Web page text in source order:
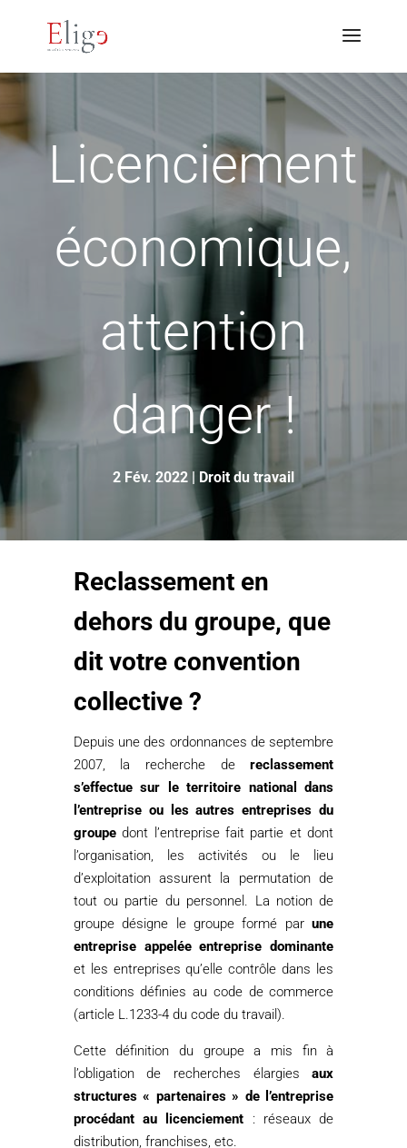
Licenciement
économique,
attention
danger !
2 Fév. 2022| Droit du travail
Reclassement en
dehors du groupe, que
dit votre convention
collective ?
Depuis une des ordonnances de septembre
2007, la recherche dereclassement
s’effectue sur le territoire national dans
l’entreprise ou les autres entreprises du
groupedont l’entreprise fait partie et dont
l’organisation, les activités ou le lieu
d’exploitation assurent la permutation de
tout ou partie du personnel. La notion de
groupe désigne le groupe formé parune
entreprise appelée entreprise dominante
et les entreprises qu’elle contrôle dans les
conditions définies au code de commerce
(article L.1233-4 du code du travail).
Cette définition du groupe a mis fin à
l’obligation de recherches élargiesaux
structures « partenaires » de l’entreprise
procédant au licenciement : réseaux de
distribution, franchises, etc.